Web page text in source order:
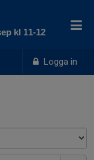
Logga in
kl 11-12